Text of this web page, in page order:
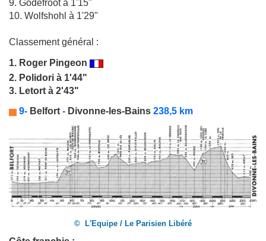
9. Godefroot à 1'15"
10. Wolfshohl à 1'29"
Classement général :
1. Roger Pingeon
2. Polidori à 1'44"
3. Letort à 2'43"
9- Belfort - Divonne-les-Bains 238,5 km
© L'Equipe / Le Parisien Libéré